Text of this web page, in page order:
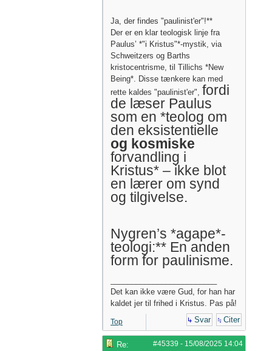
Ja, der findes "paulinist'er"!**
Der er en klar teologisk linje fra
Paulus’ *"i Kristus"*-mystik, via
Schweitzers og Barths
kristocentrisme, til Tillichs *New
Being*. Disse tænkere kan med
rette kaldes "paulinist'er", fordi
de læser Paulus
som en *teolog om
den eksistentielle
og kosmiske
forvandling i
Kristus* – ikke blot
en lærer om synd
og tilgivelse.
Nygren’s *agape*-
teologi:** En anden
form for paulinisme.
Det kan ikke være Gud, for han har
kaldet jer til frihed i Kristus. Pas på!
Top Svar Citer
#45339 - 15/08/2025 14:04
Re: